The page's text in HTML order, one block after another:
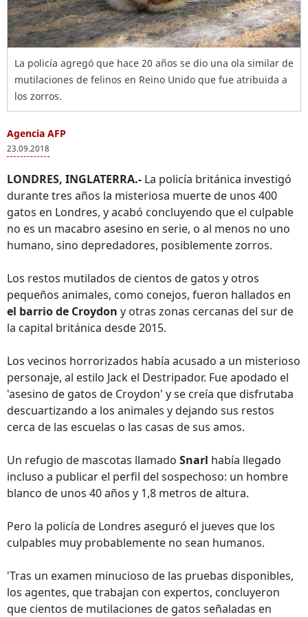
La policía agregó que hace 20 años se dio una ola similar de
mutilaciones de felinos en Reino Unido que fue atribuida a
los zorros.
Agencia AFP
23.09.2018
LONDRES, INGLATERRA.- La policía británica investigó
durante tres años la misteriosa muerte de unos 400
gatos en Londres, y acabó concluyendo que el culpable
no es un macabro asesino en serie, o al menos no uno
humano, sino depredadores, posiblemente zorros.
Los restos mutilados de cientos de gatos y otros
pequeños animales, como conejos, fueron hallados en
el barrio de Croydon y otras zonas cercanas del sur de
la capital británica desde 2015.
Los vecinos horrorizados había acusado a un misterioso
personaje, al estilo Jack el Destripador. Fue apodado el
'asesino de gatos de Croydon' y se creía que disfrutaba
descuartizando a los animales y dejando sus restos
cerca de las escuelas o las casas de sus amos.
Un refugio de mascotas llamado Snarl había llegado
incluso a publicar el perfil del sospechoso: un hombre
blanco de unos 40 años y 1,8 metros de altura.
Pero la policía de Londres aseguró el jueves que los
culpables muy probablemente no sean humanos.
'Tras un examen minucioso de las pruebas disponibles,
los agentes, que trabajan con expertos, concluyeron
que cientos de mutilaciones de gatos señaladas en